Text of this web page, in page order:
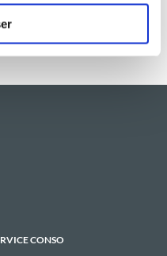
trouvée
CONSO